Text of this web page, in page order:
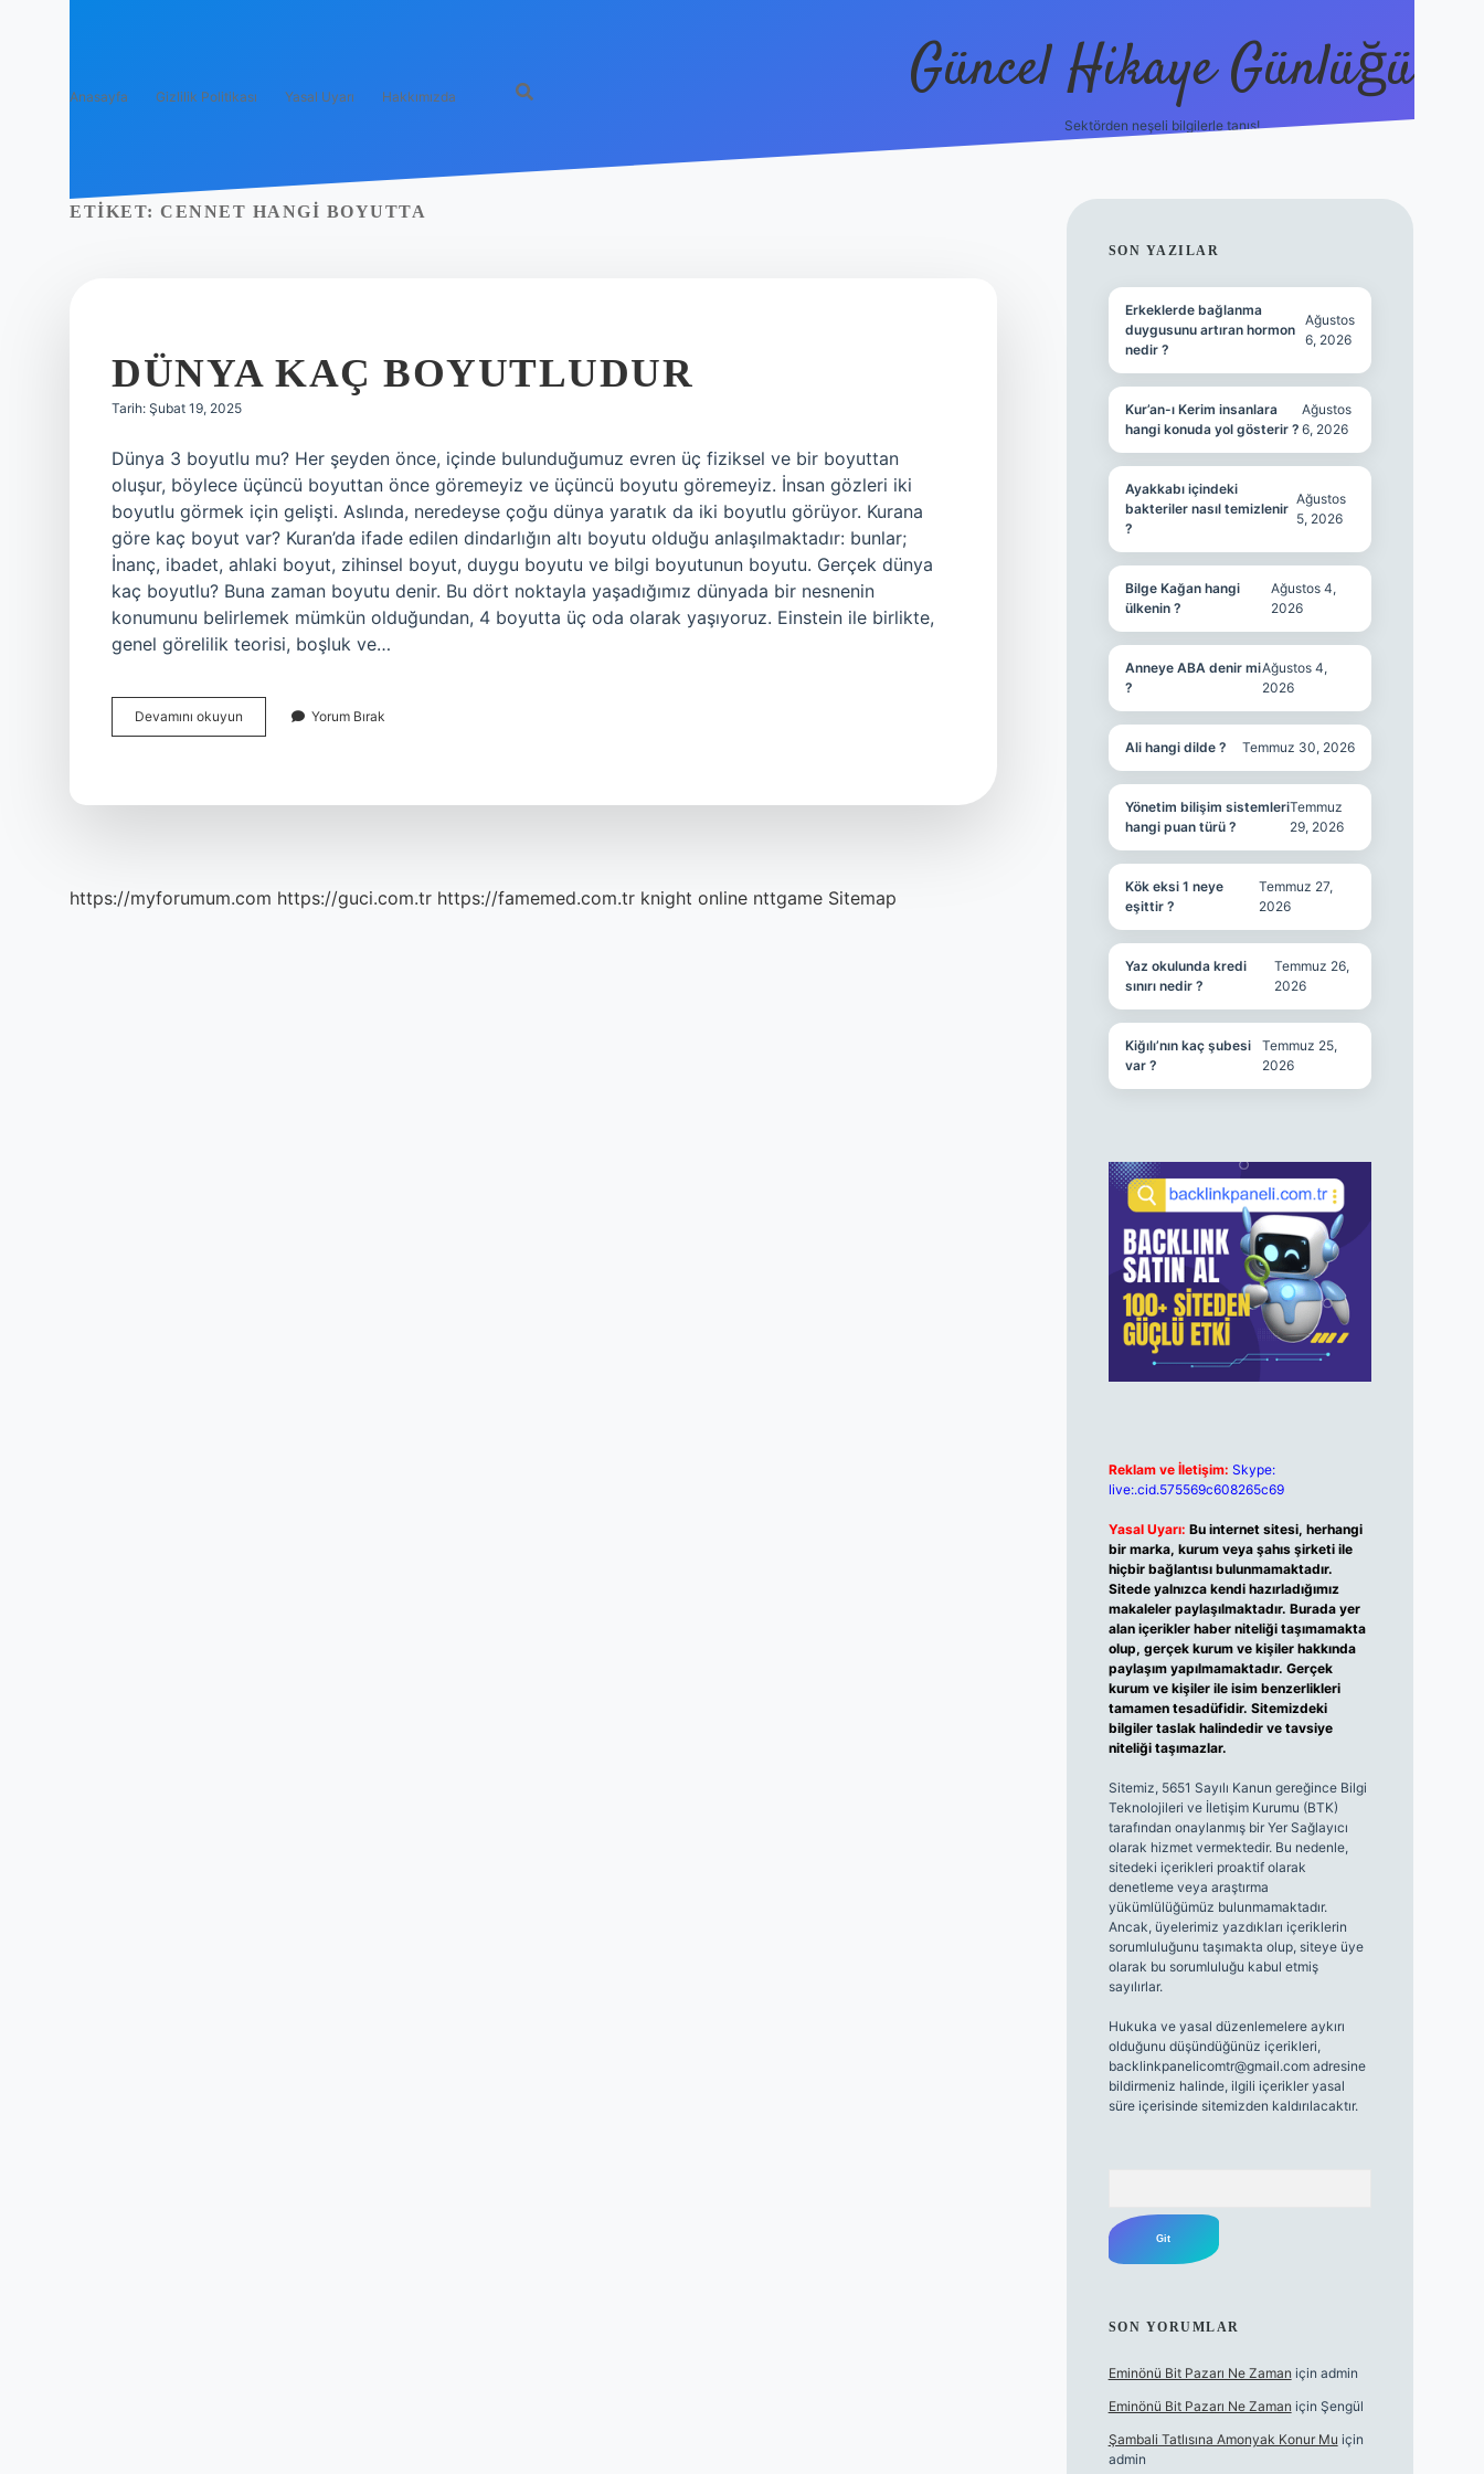
Anasayfa Gizlilik Politikası Yasal Uyarı Hakkımızda Güncel Hikaye Günlüğü
Sektörden neşeli bilgilerle tanış!
ETIKET: CENNET HANGI BOYUTTA
DÜNYA KAÇ BOYUTLUDUR
Tarih: Şubat 19, 2025
Dünya 3 boyutlu mu? Her şeyden önce, içinde bulunduğumuz evren üç fiziksel ve bir boyuttan
oluşur, böylece üçüncü boyuttan önce göremeyiz ve üçüncü boyutu göremeyiz. İnsan gözleri iki
boyutlu görmek için gelişti. Aslında, neredeyse çoğu dünya yaratık da iki boyutlu görüyor. Kurana
göre kaç boyut var? Kuran’da ifade edilen dindarlığın altı boyutu olduğu anlaşılmaktadır: bunlar;
İnanç, ibadet, ahlaki boyut, zihinsel boyut, duygu boyutu ve bilgi boyutunun boyutu. Gerçek dünya
kaç boyutlu? Buna zaman boyutu denir. Bu dört noktayla yaşadığımız dünyada bir nesnenin
konumunu belirlemek mümkün olduğundan, 4 boyutta üç oda olarak yaşıyoruz. Einstein ile birlikte,
genel görelilik teorisi, boşluk ve…
Devamını okuyun
Kaç
Yorum Bırak
https://myforumum.com https://guci.com.tr https://famemed.com.tr knight online nttgame Sitemap
SIDEBAR
SON YAZILAR
Erkeklerde bağlanma
duygusunu artıran hormon
nedir ?
Ağustos
6, 2026
Kur’an-ı Kerim insanlara
hangi konuda yol gösterir ?
Ağustos
6, 2026
Ayakkabı içindeki
bakteriler nasıl temizlenir
?
Ağustos
5, 2026
Bilge Kağan hangi
ülkenin ?
Ağustos 4,
2026
Anneye ABA denir mi
?
Ağustos 4,
2026
Ali hangi dilde ? Temmuz 30, 2026
Yönetim bilişim sistemleri
hangi puan türü ?
Temmuz
29, 2026
Kök eksi 1 neye
eşittir ?
Temmuz 27,
2026
Yaz okulunda kredi
sınırı nedir ?
Temmuz 26,
2026
Kiğılı’nın kaç şubesi
var ?
Temmuz 25,
2026
Reklam ve İletişim: Skype:
live:.cid.575569c608265c69
Yasal Uyarı: Bu internet sitesi, herhangi
bir marka, kurum veya şahıs şirketi ile
hiçbir bağlantısı bulunmamaktadır.
Sitede yalnızca kendi hazırladığımız
makaleler paylaşılmaktadır. Burada yer
alan içerikler haber niteliği taşımamakta
olup, gerçek kurum ve kişiler hakkında
paylaşım yapılmamaktadır. Gerçek
kurum ve kişiler ile isim benzerlikleri
tamamen tesadüfidir. Sitemizdeki
bilgiler taslak halindedir ve tavsiye
niteliği taşımazlar.
Sitemiz, 5651 Sayılı Kanun gereğince Bilgi
Teknolojileri ve İletişim Kurumu (BTK)
tarafından onaylanmış bir Yer Sağlayıcı
olarak hizmet vermektedir. Bu nedenle,
sitedeki içerikleri proaktif olarak
denetleme veya araştırma
yükümlülüğümüz bulunmamaktadır.
Ancak, üyelerimiz yazdıkları içeriklerin
sorumluluğunu taşımakta olup, siteye üye
olarak bu sorumluluğu kabul etmiş
sayılırlar.
Hukuka ve yasal düzenlemelere aykırı
olduğunu düşündüğünüz içerikleri,
backlinkpanelicomtr@gmail.comadresine
bildirmeniz halinde, ilgili içerikler yasal
süre içerisinde sitemizden kaldırılacaktır.
SON YORUMLAR
Eminönü Bit Pazarı Ne Zaman için admin
Eminönü Bit Pazarı Ne Zaman için Şengül
Şambali Tatlısına Amonyak Konur Mu için
admin
https://piabella.casino/